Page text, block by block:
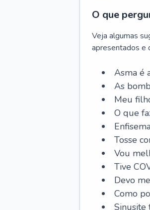
O que
Veja algumas
apresentados e
Asma é
As
Meu
O que
Tosse
Vou
Tive
Devo
Como
Sinusite